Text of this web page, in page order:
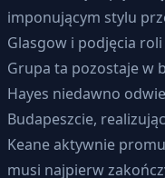
imponującym stylu
Glasgow i podjęcia
Grupa ta pozostaje w
Hayes niedawno
Budapeszcie,
Keane aktywnie
musi najpierw